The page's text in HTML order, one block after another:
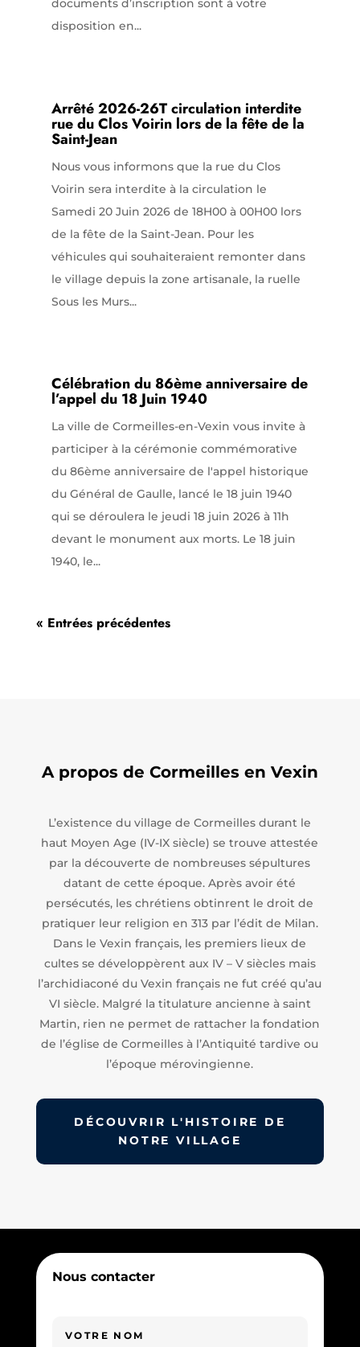
documents d’inscription sont à votre
disposition en...
Arrêté 2026-26T circulation interdite
rue du Clos Voirin lors de la fête de la
Saint-Jean
Nous vous informons que la rue du Clos
Voirin sera interdite à la circulation le
Samedi 20 Juin 2026 de 18H00 à 00H00 lors
de la fête de la Saint-Jean. Pour les
véhicules qui souhaiteraient remonter dans
le village depuis la zone artisanale, la ruelle
Sous les Murs...
Célébration du 86ème anniversaire de
l’appel du 18 Juin 1940
La ville de Cormeilles-en-Vexin vous invite à
participer à la cérémonie commémorative
du 86ème anniversaire de l'appel historique
du Général de Gaulle, lancé le 18 juin 1940
qui se déroulera le jeudi 18 juin 2026 à 11h
devant le monument aux morts. Le 18 juin
1940, le...
« Entrées précédentes
A propos de Cormeilles en Vexin
L’existence du village de Cormeilles durant le
haut Moyen Age (IV-IX siècle) se trouve attestée
par la découverte de nombreuses sépultures
datant de cette époque. Après avoir été
persécutés, les chrétiens obtinrent le droit de
pratiquer leur religion en 313 par l’édit de Milan.
Dans le Vexin français, les premiers lieux de
cultes se développèrent aux IV – V siècles mais
l’archidiaconé du Vexin français ne fut créé qu’au
VI siècle. Malgré la titulature ancienne à saint
Martin, rien ne permet de rattacher la fondation
de l’église de Cormeilles à l’Antiquité tardive ou
l’époque mérovingienne.
DÉCOUVRIR L'HISTOIRE DE
NOTRE VILLAGE
Nous contacter